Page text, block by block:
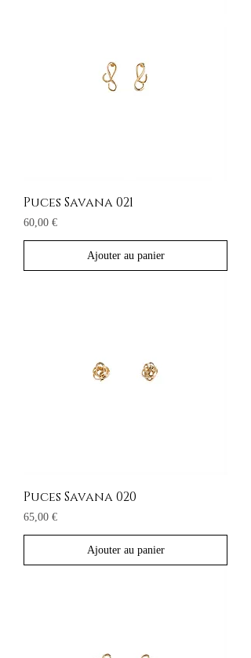
Puces Savana 021
Prix
60,00 €
Ajouter au panier
Puces Savana 020
Prix
65,00 €
Ajouter au panier